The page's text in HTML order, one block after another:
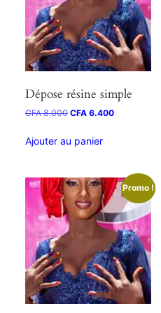
Dépose résine simple
CFA8.000 CFA6.400
Ajouter au panier
Promo !